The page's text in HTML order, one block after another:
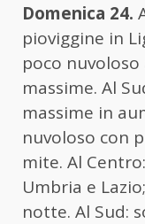
Domenica 24.
pioviggine in
poco
massime. Al
massime in
nuvoloso con
mite. Al
Umbria e
notte. Al Sud: